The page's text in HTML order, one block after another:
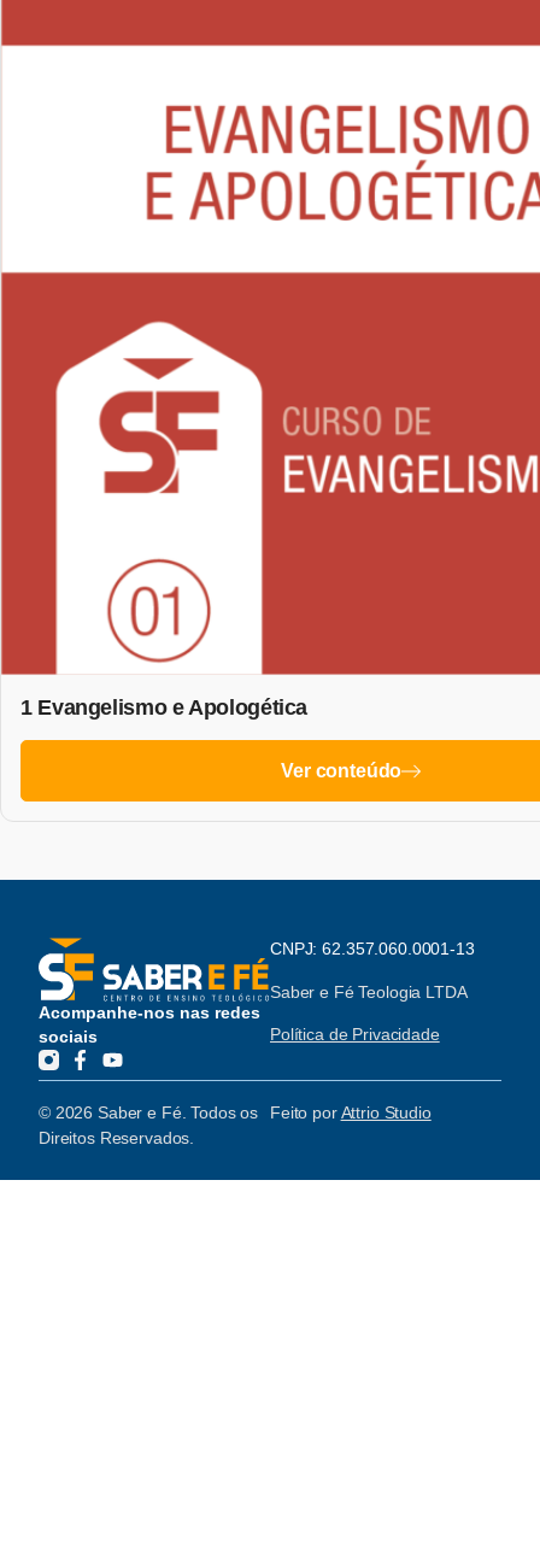
1 Evangelismo e Apologética
Ver conteúdo
Acompanhe-nos nas redes
sociais
CNPJ: 62.357.060.0001-13
Saber e Fé Teologia LTDA
Política de Privacidade
© 2026 Saber e Fé. Todos os
Direitos Reservados.
Feito porAttrio Studio